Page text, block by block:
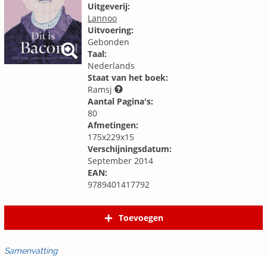
Uitgeverij:
Lannoo
Uitvoering:
Gebonden
Taal:
Nederlands
Staat van het boek:
Ramsj
Aantal Pagina's:
80
Afmetingen:
175x229x15
Verschijningsdatum:
September 2014
EAN:
9789401417792
Toevoegen
Samenvatting